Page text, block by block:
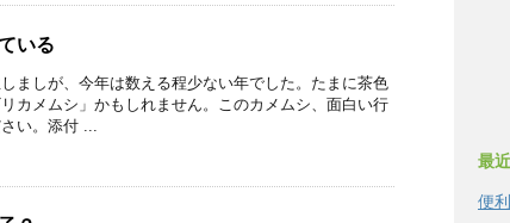
いる
ましが、今年は数える程少ない年でした。たまに茶色
カメムシ」かもしれません。このカメムシ、面白い行
い。添付 ...
最
便